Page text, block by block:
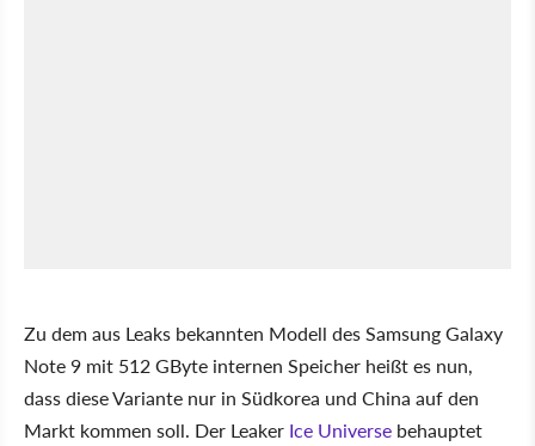
Zu dem aus Leaks bekannten Modell des Samsung Galaxy
Note 9 mit 512 GByte internen Speicher heißt es nun,
dass diese Variante nur in Südkorea und China auf den
Markt kommen soll. Der Leaker Ice Universe behauptet